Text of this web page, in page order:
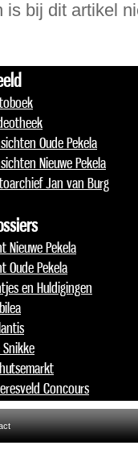
bij dit artikel
Oude Pekela
Nieuwe Pekela
Jan van Burg
Nieuwe Pekela
Oude Pekela
en Huldigingen
Snikke
Concours